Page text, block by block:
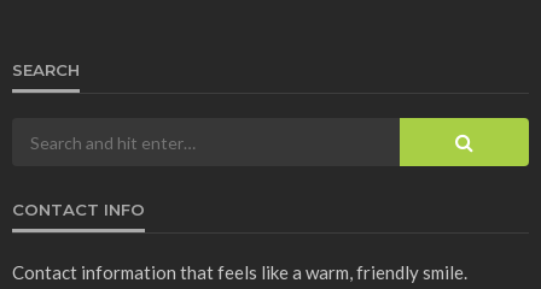
SEARCH
CONTACT INFO
Contact information that feels like a warm, friendly smile.